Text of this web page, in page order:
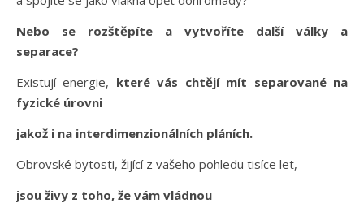
Nebo se rozštěpíte a vytvoříte další války a
separace?
Existují energie, které vás chtějí mít separované na
fyzické úrovni
jakož i na interdimenzionálních pláních.
Obrovské bytosti, žijící z vašeho pohledu tisíce let,
jsou živy z toho, že vám vládnou